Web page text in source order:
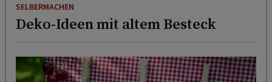
SELBERMACHEN
Deko-Ideen mit altem Besteck